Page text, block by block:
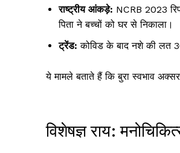
राष्ट्रीय आंकड़े: NCRB 2023
पिता ने बच्चों को घर से निकाला।
ट्रेंड: कोविड के बाद नशे की लत
ये मामले बताते हैं कि बुरा स्वभाव
विशेषज्ञ राय: